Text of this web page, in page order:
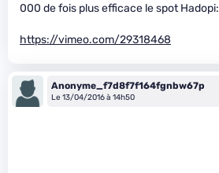
000 de fois plus efficace le spot Hadopi:
https://vimeo.com/29318468
Anonyme_f7d8f7f164fgnbw67p
Le 13/04/2016 à 14h50